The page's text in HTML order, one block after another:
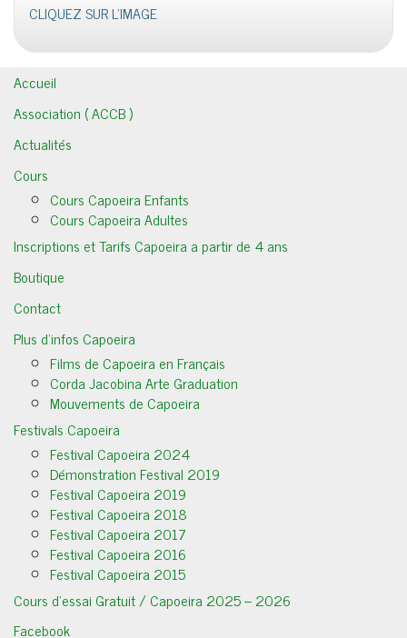
CLIQUEZ SUR L'IMAGE
Accueil
Association ( ACCB )
Actualités
Cours
Cours Capoeira Enfants
Cours Capoeira Adultes
Inscriptions et Tarifs Capoeira a partir de 4 ans
Boutique
Contact
Plus d’infos Capoeira
Films de Capoeira en Français
Corda Jacobina Arte Graduation
Mouvements de Capoeira
Festivals Capoeira
Festival Capoeira 2024
Démonstration Festival 2019
Festival Capoeira 2019
Festival Capoeira 2018
Festival Capoeira 2017
Festival Capoeira 2016
Festival Capoeira 2015
Cours d’essai Gratuit / Capoeira 2025 – 2026
Facebook